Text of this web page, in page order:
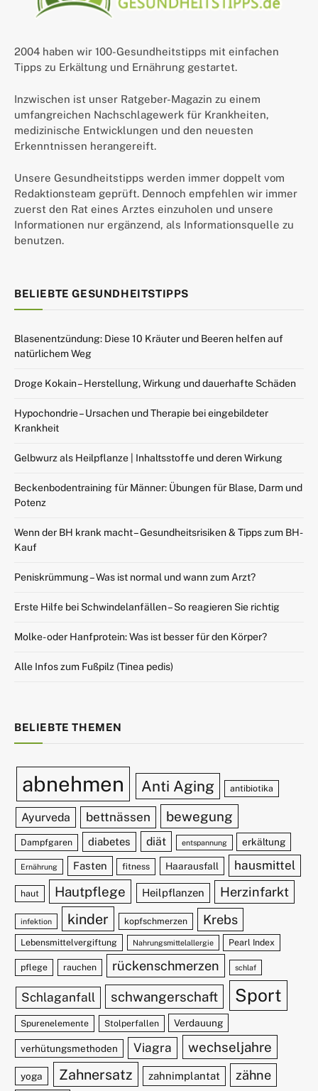
2004 haben wir 100-Gesundheitstipps mit einfachen
Tipps zu Erkältung und Ernährung gestartet.
Inzwischen ist unser Ratgeber-Magazin zu einem
umfangreichen Nachschlagewerk für Krankheiten,
medizinische Entwicklungen und den neuesten
Erkenntnissen herangereift.
Unsere Gesundheitstipps werden immer doppelt vom
Redaktionsteam geprüft. Dennoch empfehlen wir immer
zuerst den Rat eines Arztes einzuholen und unsere
Informationen nur ergänzend, als Informationsquelle zu
benutzen.
BELIEBTE GESUNDHEITSTIPPS
Blasenentzündung: Diese 10 Kräuter und Beeren helfen auf
natürlichem Weg
Droge Kokain – Herstellung, Wirkung und dauerhafte Schäden
Hypochondrie – Ursachen und Therapie bei eingebildeter
Krankheit
Gelbwurz als Heilpflanze | Inhaltsstoffe und deren Wirkung
Beckenbodentraining für Männer: Übungen für Blase, Darm und
Potenz
Wenn der BH krank macht – Gesundheitsrisiken & Tipps zum BH-
Kauf
Peniskrümmung – Was ist normal und wann zum Arzt?
Erste Hilfe bei Schwindelanfällen – So reagieren Sie richtig
Molke- oder Hanfprotein: Was ist besser für den Körper?
Alle Infos zum Fußpilz (Tinea pedis)
BELIEBTE THEMEN
abnehmen Anti Aging antibiotika
Ayurveda bettnässen bewegung
Dampfgaren diabetes diät entspannung erkältung
Ernährung Fasten fitness Haarausfall hausmittel
haut Hautpflege Heilpflanzen Herzinfarkt
infektion kinder kopfschmerzen Krebs
Lebensmittelvergiftung Nahrungsmittelallergie Pearl Index
pflege rauchen rückenschmerzen schlaf
Schlaganfall schwangerschaft Sport
Spurenelemente Stolperfallen Verdauung
verhütungsmethoden Viagra wechseljahre
yoga Zahnersatz zahnimplantat zähne